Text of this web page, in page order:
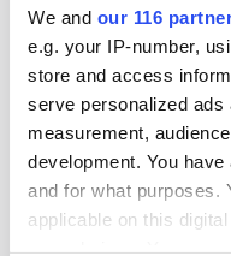
We and our 116
e.g. your IP-number,
store and access
serve personalized ads
measurement,
development. You
and for what purposes.
applicable on this
Gruvindustrins
”ett steg framåt
riksdagens beslut
tillståndsprövningen
andra metaller.
lovar att fortsätta
ska ske i Sverige.